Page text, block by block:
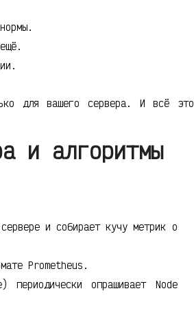
для вашего сервера. И всё это
и алгоритмы
и собирает кучу метрик о
Prometheus.
опрашивает Node